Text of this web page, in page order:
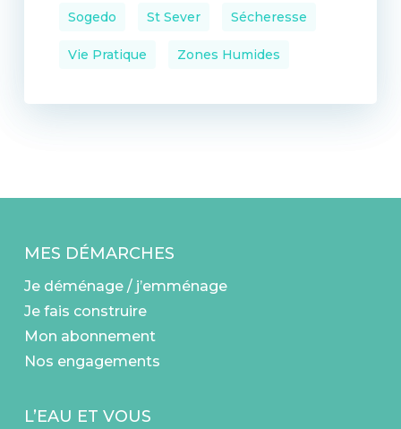
Sogedo St Sever Sécheresse
Vie Pratique Zones Humides
MES DÉMARCHES
Je déménage / j’emménage
Je fais construire
Mon abonnement
Nos engagements
L’EAU ET VOUS